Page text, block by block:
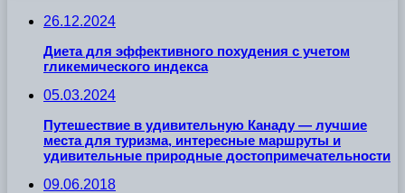
26.12.2024
Диета для эффективного похудения с учетом
гликемического индекса
05.03.2024
Путешествие в удивительную Канаду — лучшие
места для туризма, интересные маршруты и
удивительные природные достопримечательности
09.06.2018